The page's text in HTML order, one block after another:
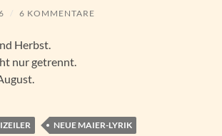
/ 6 KOMMENTARE
Herbst.
nur getrennt.
NEUE MAIER-LYRIK